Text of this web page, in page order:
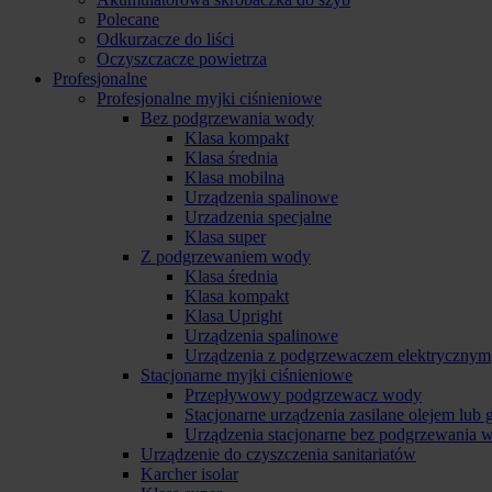
Polecane
Odkurzacze do liści
Oczyszczacze powietrza
Profesjonalne
Profesjonalne myjki ciśnieniowe
Bez podgrzewania wody
Klasa kompakt
Klasa średnia
Klasa mobilna
Urządzenia spalinowe
Urzadzenia specjalne
Klasa super
Z podgrzewaniem wody
Klasa średnia
Klasa kompakt
Klasa Upright
Urządzenia spalinowe
Urządzenia z podgrzewaczem elektrycznym
Stacjonarne myjki ciśnieniowe
Przepływowy podgrzewacz wody
Stacjonarne urządzenia zasilane olejem lub
Urządzenia stacjonarne bez podgrzewania
Urządzenie do czyszczenia sanitariatów
Karcher isolar